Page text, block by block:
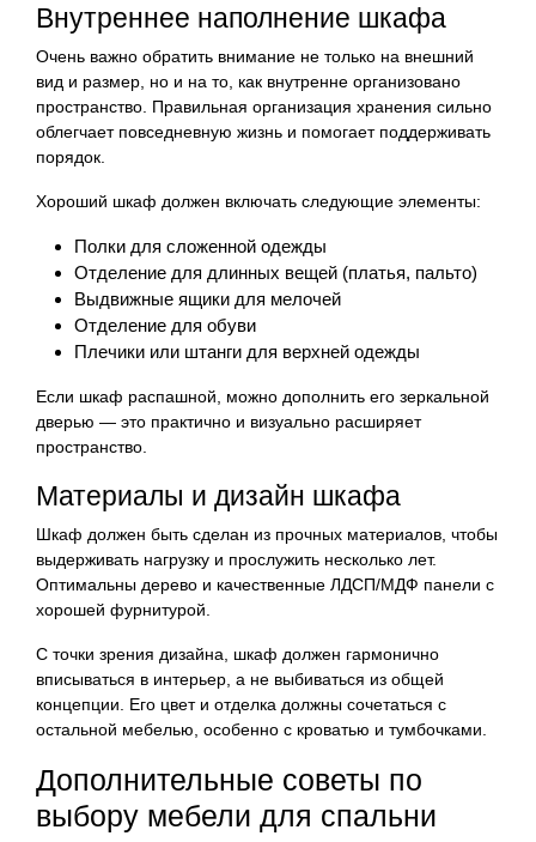
Внутреннее наполнение шкафа
Очень важно обратить внимание не только на внешний
вид и размер, но и на то, как внутренне организовано
пространство. Правильная организация хранения сильно
облегчает повседневную жизнь и помогает поддерживать
порядок.
Хороший шкаф должен включать следующие элементы:
Полки для сложенной одежды
Отделение для длинных вещей (платья, пальто)
Выдвижные ящики для мелочей
Отделение для обуви
Плечики или штанги для верхней одежды
Если шкаф распашной, можно дополнить его зеркальной
дверью — это практично и визуально расширяет
пространство.
Материалы и дизайн шкафа
Шкаф должен быть сделан из прочных материалов, чтобы
выдерживать нагрузку и прослужить несколько лет.
Оптимальны дерево и качественные ЛДСП/МДФ панели с
хорошей фурнитурой.
С точки зрения дизайна, шкаф должен гармонично
вписываться в интерьер, а не выбиваться из общей
концепции. Его цвет и отделка должны сочетаться с
остальной мебелью, особенно с кроватью и тумбочками.
Дополнительные советы по
выбору мебели для спальни